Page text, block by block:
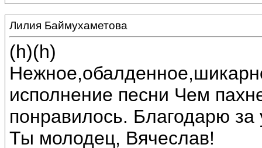
Лилия Баймухаметова
(h)(h)
исполнение песни Чем
понравилось. Благодарю
Ты молодец, Вячеслав!